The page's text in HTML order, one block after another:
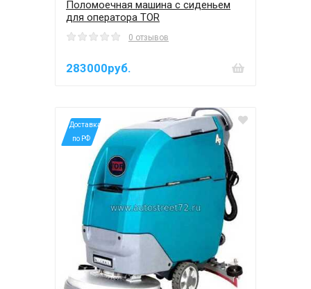
Поломоечная машина c сиденьем
для оператора TOR
0 отзывов
283000руб.
*Доставка
по РФ